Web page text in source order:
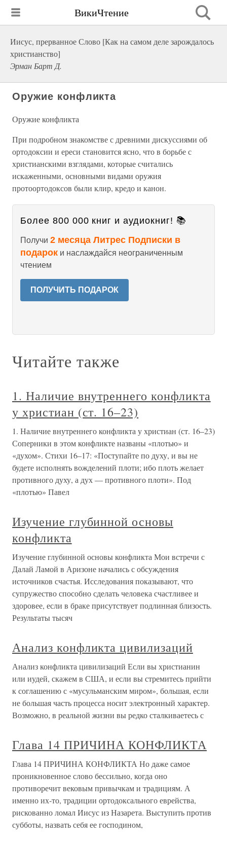
ВикиЧтение
Иисус, прерванное Слово [Как на самом деле зарождалось
христианство]
Эрман Барт Д.
Оружие конфликта
Оружие конфликта
При подробном знакомстве с древними дискуссиями об
ортодоксии и ереси становится ясно, что в борьбе с
христианскими взглядами, которые считались
искаженными, основными видами оружия
протоортодоксов были клир, кредо и канон.
Более 800 000 книг и аудиокниг! 📚
Получи 2 месяца Литрес Подписки в
подарок и наслаждайся неограниченным
чтением
ПОЛУЧИТЬ ПОДАРОК
Читайте также
1. Наличие внутреннего конфликта
у христиан (ст. 16–23)
1. Наличие внутреннего конфликта у христиан (ст. 16–23)
Соперники в этом конфликте названы «плотью» и
«духом». Стихи 16–17: «Поступайте по духу, и вы не
будете исполнять вожделений плоти; ибо плоть желает
противного духу, а дух — противного плоти». Под
«плотью» Павел
Изучение глубинной основы
конфликта
Изучение глубинной основы конфликта Мои встречи с
Далай Ламой в Аризоне начались с обсуждения
источников счастья. Исследования показывают, что
супружество способно сделать человека счастливее и
здоровее, если в браке присутствует подлинная близость.
Результаты тысяч
Анализ конфликта цивилизаций
Анализ конфликта цивилизаций Если вы христианин
или иудей, скажем в США, и если вы стремитесь прийти
к соглашению с «мусульманским миром», большая, если
не большая часть процесса носит электронный характер.
Возможно, в реальной жизни вы редко сталкиваетесь с
Глава 14 ПРИЧИНА КОНФЛИКТА
Глава 14 ПРИЧИНА КОНФЛИКТА Но даже самое
проникновенное слово бессильно, когда оно
противоречит вековым привычкам и традициям. А
именно их-то, традиции ортодоксального еврейства,
рискованно ломал Иисус из Назарета. Выступить против
субботы, назвать себя ее господином,